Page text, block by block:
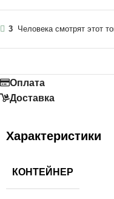
3 Человека смотрят этот
Оплата
Доставка
Характеристики
КОНТЕЙНЕР